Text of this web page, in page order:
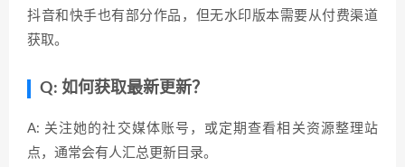
抖音和快手也有部分作品，但无水印版本需要从付费渠道
获取。
Q: 如何获取最新更新？
A: 关注她的社交媒体账号，或定期查看相关资源整理站
点，通常会有人汇总更新目录。